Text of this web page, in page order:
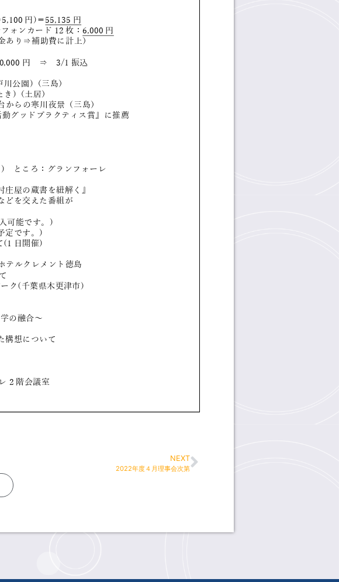
NEXT
2022年度４月理事会次第